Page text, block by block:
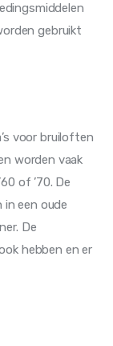
gebruikt
voor bruiloften
worden vaak
of ’70. De
een oude
De
hebben en er